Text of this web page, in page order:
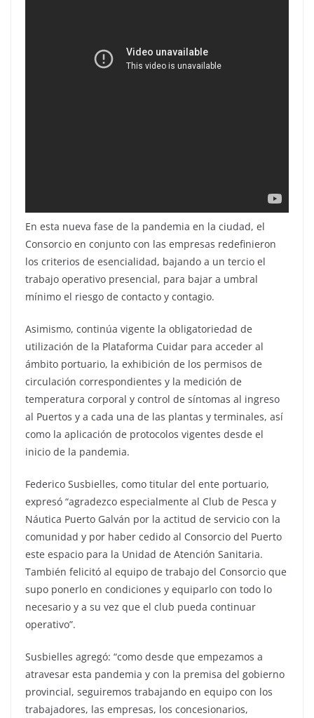
En esta nueva fase de la pandemia en la ciudad, el
Consorcio en conjunto con las empresas redefinieron
los criterios de esencialidad, bajando a un tercio el
trabajo operativo presencial, para bajar a umbral
mínimo el riesgo de contacto y contagio.
Asimismo, continúa vigente la obligatoriedad de
utilización de la Plataforma Cuidar para acceder al
ámbito portuario, la exhibición de los permisos de
circulación correspondientes y la medición de
temperatura corporal y control de síntomas al ingreso
al Puertos y a cada una de las plantas y terminales, así
como la aplicación de protocolos vigentes desde el
inicio de la pandemia.
Federico Susbielles, como titular del ente portuario,
expresó “agradezco especialmente al Club de Pesca y
Náutica Puerto Galván por la actitud de servicio con la
comunidad y por haber cedido al Consorcio del Puerto
este espacio para la Unidad de Atención Sanitaria.
También felicitó al equipo de trabajo del Consorcio que
supo ponerlo en condiciones y equiparlo con todo lo
necesario y a su vez que el club pueda continuar
operativo”.
Susbielles agregó: “como desde que empezamos a
atravesar esta pandemia y con la premisa del gobierno
provincial, seguiremos trabajando en equipo con los
trabajadores, las empresas, los concesionarios,